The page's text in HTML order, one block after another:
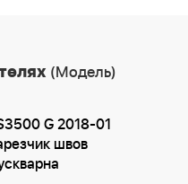
(Модель)
G 2018-01
швов